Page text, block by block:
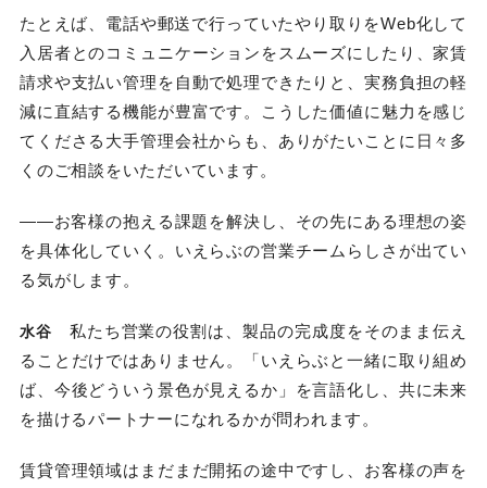
たとえば、電話や郵送で行っていたやり取りをWeb化して
入居者とのコミュニケーションをスムーズにしたり、家賃
請求や支払い管理を自動で処理できたりと、実務負担の軽
減に直結する機能が豊富です。こうした価値に魅力を感じ
てくださる大手管理会社からも、ありがたいことに日々多
くのご相談をいただいています。
――お客様の抱える課題を解決し、その先にある理想の姿
を具体化していく。いえらぶの営業チームらしさが出てい
る気がします。
水谷 私たち営業の役割は、製品の完成度をそのまま伝え
ることだけではありません。「いえらぶと一緒に取り組め
ば、今後どういう景色が見えるか」を言語化し、共に未来
を描けるパートナーになれるかが問われます。
賃貸管理領域はまだまだ開拓の途中ですし、お客様の声を